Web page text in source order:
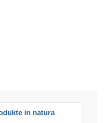
in natura